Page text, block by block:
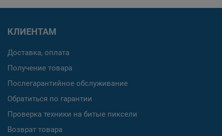
КЛИЕНТАМ
Доставка, оплата
Получение товара
Послегарантийное обслуживание
Обратиться по гарантии
Проверка техники на битые пиксели
Возврат товара